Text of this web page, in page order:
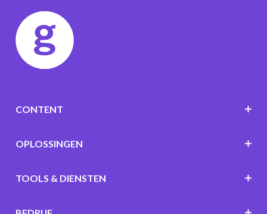
CONTENT
OPLOSSINGEN
TOOLS & DIENSTEN